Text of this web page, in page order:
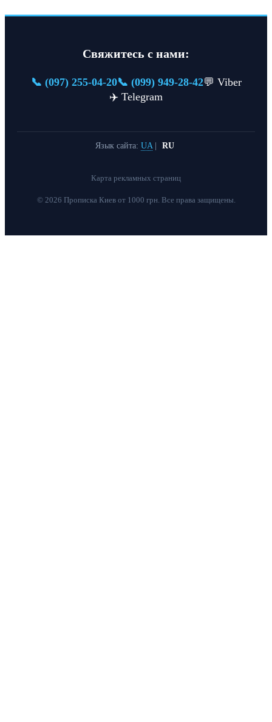
Свяжитесь с нами:
📞 (097) 255-04-20📞 (099) 949-28-42💬 Viber
✈️ Telegram
Язык сайта: UA| RU
Карта рекламных страниц
© 2026 Прописка Киев от 1000 грн. Все права защищены.